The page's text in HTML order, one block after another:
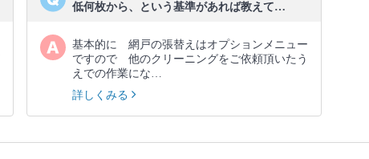
低何枚から、という基準があれば教えて…
基本的に 網戸の張替えはオプションメニュー
ですので 他のクリーニングをご依頼頂いたう
えでの作業にな…
詳しくみる